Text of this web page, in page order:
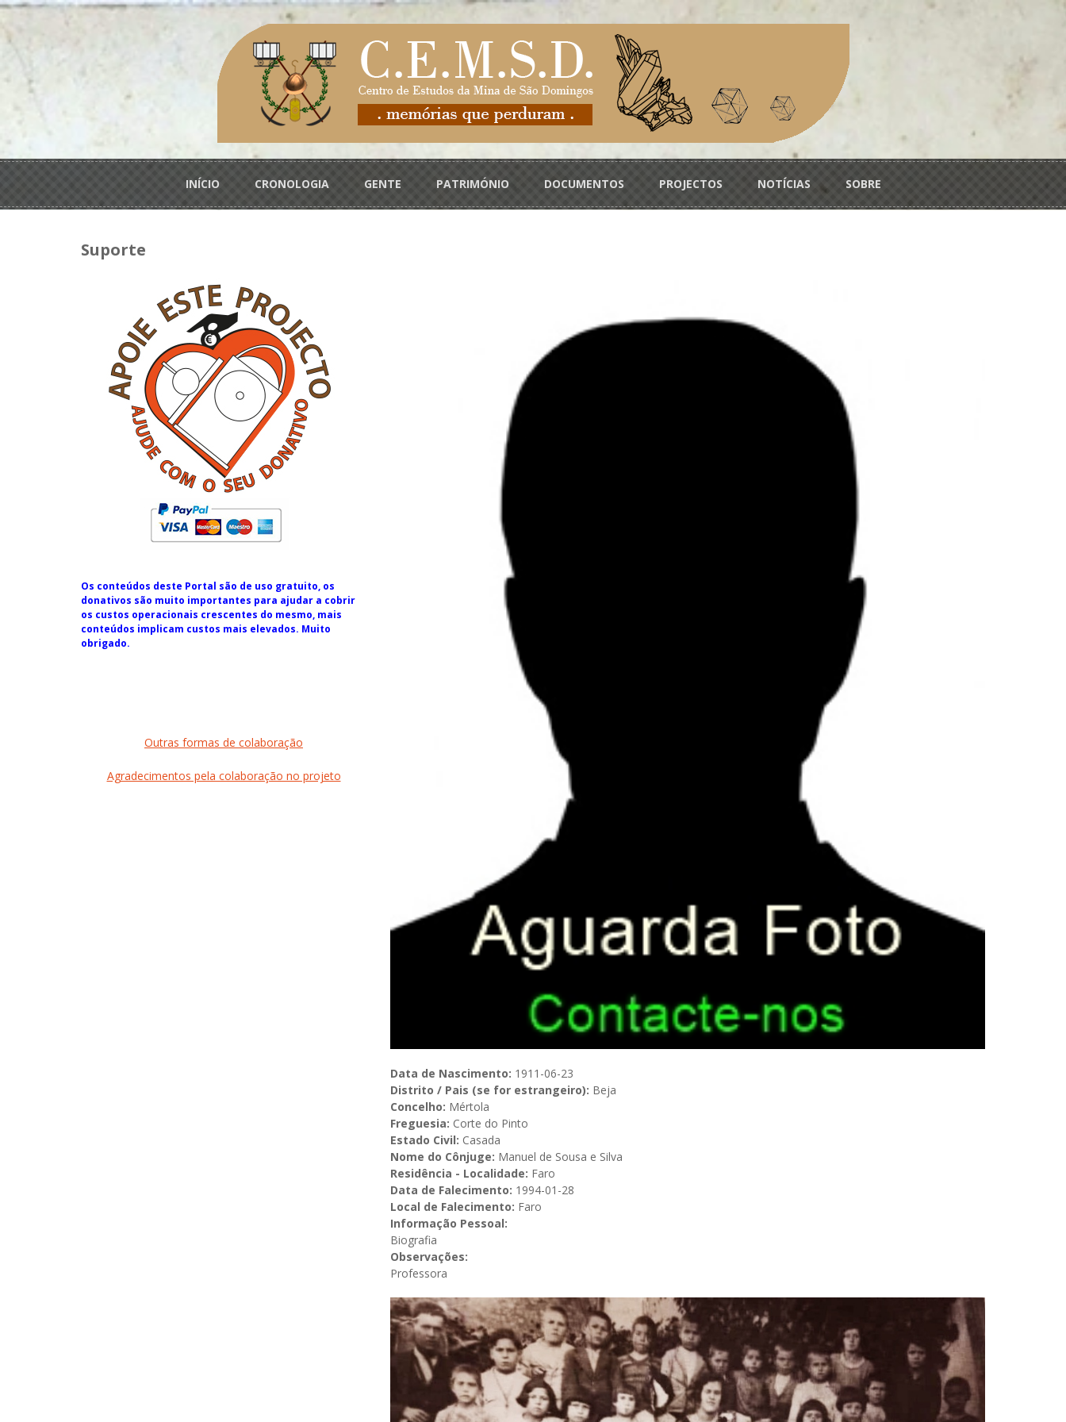
Passar para o conteúdo principal
INÍCIO CRONOLOGIA GENTE PATRIMÓNIO DOCUMENTOS PROJECTOS NOTÍCIAS SOBRE
Suporte
Os conteúdos deste Portal são de uso gratuito, os
donativos são muito importantes para ajudar a cobrir
os custos operacionais crescentes do mesmo, mais
conteúdos implicam custos mais elevados. Muito
obrigado.
Outras formas de colaboração
Agradecimentos pela colaboração no projeto
Data de Nascimento: 1911-06-23
Distrito / Pais (se for estrangeiro): Beja
Concelho: Mértola
Freguesia: Corte do Pinto
Estado Civil: Casada
Nome do Cônjuge: Manuel de Sousa e Silva
Residência - Localidade: Faro
Data de Falecimento: 1994-01-28
Local de Falecimento: Faro
Informação Pessoal:
Biografia
Observações:
Professora